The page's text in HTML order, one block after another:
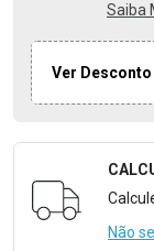
Saiba
Ver
Formulário
Não